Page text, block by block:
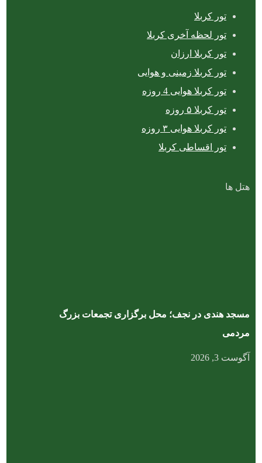
تور کربلا
تور لحظه آخری کربلا
تور کربلا ارزان
تور کربلا زمینی و هوایی
تور کربلا هوایی 4 روزه
تور کربلا ۵ روزه
تور کربلا هوایی ۳ روزه
تور اقساطی کربلا
هتل ها
مسجد هندی در نجف؛ محل برگزاری تجمعات بزرگ
مردمی
آگوست 3, 2026